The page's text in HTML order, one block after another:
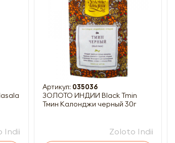
Indii
Артикул: 035036
ЗОЛОТО ИНДИИ Black Tmin
Тмин Калонджи черный 30г
Zoloto Indii